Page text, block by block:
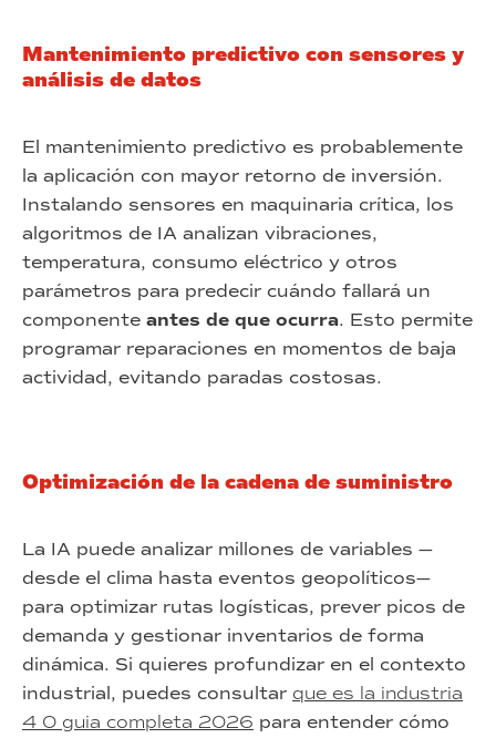
Mantenimiento predictivo con sensores y
análisis de datos
El mantenimiento predictivo es probablemente
la aplicación con mayor retorno de inversión.
Instalando sensores en maquinaria crítica, los
algoritmos de IA analizan vibraciones,
temperatura, consumo eléctrico y otros
parámetros para predecir cuándo fallará un
componente antes de que ocurra. Esto permite
programar reparaciones en momentos de baja
actividad, evitando paradas costosas.
Optimización de la cadena de suministro
La IA puede analizar millones de variables —
desde el clima hasta eventos geopolíticos—
para optimizar rutas logísticas, prever picos de
demanda y gestionar inventarios de forma
dinámica. Si quieres profundizar en el contexto
industrial, puedes consultar que es la industria
4 0 guia completa 2026 para entender cómo